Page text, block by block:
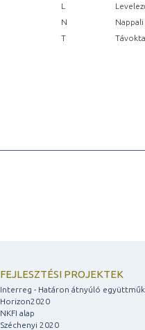
L
N
Nappali
T
FEJLESZTÉSI PROJEKTEK
Interreg - Határon átnyúló
Horizon2020
NKFI alap
Széchenyi 2020